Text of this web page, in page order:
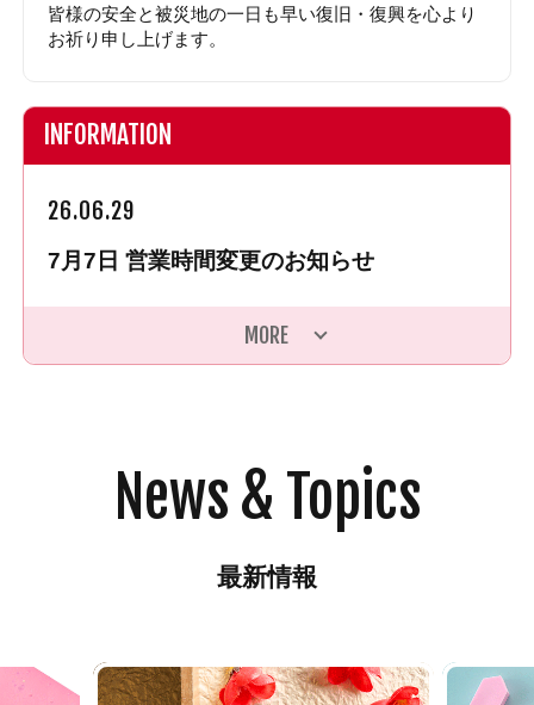
皆様の安全と被災地の一日も早い復旧・復興を心より
お祈り申し上げます。
INFORMATION
26.06.29
7月7日 営業時間変更のお知らせ